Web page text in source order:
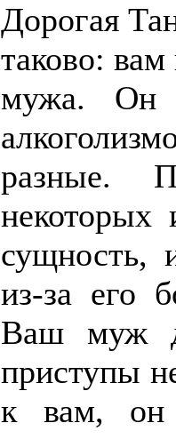
Дорогая
таково: вам
мужа. Он
разные.
некоторых
сущность,
из-за его
Ваш муж
приступы
к вам,